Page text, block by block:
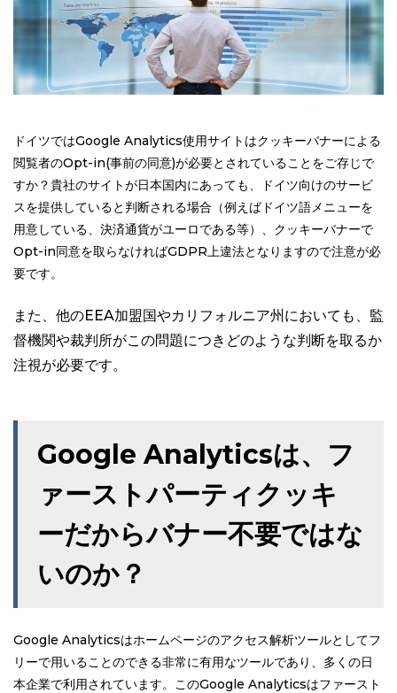
ドイツではGoogle Analytics使用サイトはクッキーバナーによる
閲覧者のOpt-in(事前の同意)が必要とされていることをご存じで
すか？貴社のサイトが日本国内にあっても、ドイツ向けのサービ
スを提供していると判断される場合（例えばドイツ語メニューを
用意している、決済通貨がユーロである等）、クッキーバナーで
Opt-in同意を取らなければGDPR上違法となりますので注意が必
要です。
また、他のEEA加盟国やカリフォルニア州においても、監
督機関や裁判所がこの問題につきどのような判断を取るか
注視が必要です。
Google Analyticsは、フ
ァーストパーティクッキ
ーだからバナー不要ではな
いのか？
Google Analyticsはホームページのアクセス解析ツールとしてフ
リーで用いることのできる非常に有用なツールであり、多くの日
本企業で利用されています。このGoogle Analyticsはファースト